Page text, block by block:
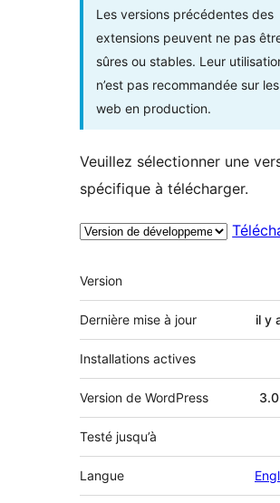
Les versions précédentes des
extensions peuvent ne pas
sûres ou stables. Leur
n’est pas recommandée sur
web en production.
Veuillez sélectionner une
spécifique à télécharger.
Méta
Version
Dernière mise à jour il y
Installations actives
Version de WordPress
Testé jusqu’à
Langue